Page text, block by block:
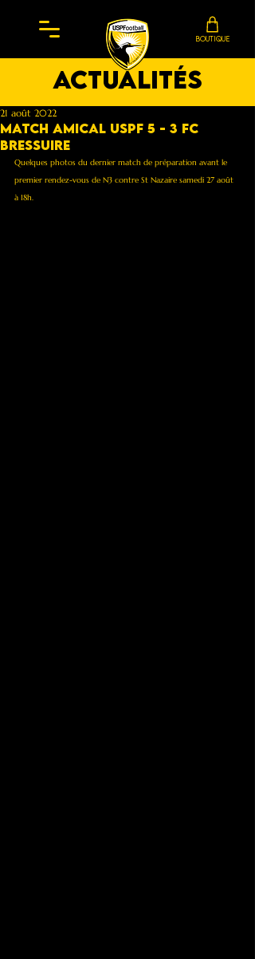
BOUTIQUE
actualités
Match amical Uspf 5 - 3 FC
Bressuire
21 août 2022
Quelques photos du dernier match de préparation avant le
premier rendez-vous de N3 contre St Nazaire samedi 27 août
à 18h.